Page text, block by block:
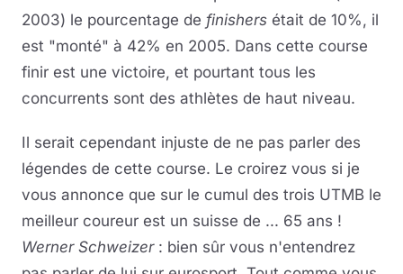
2003) le pourcentage de finishers était de 10%, il
est "monté" à 42% en 2005. Dans cette course
finir est une victoire, et pourtant tous les
concurrents sont des athlètes de haut niveau.
Il serait cependant injuste de ne pas parler des
légendes de cette course. Le croirez vous si je
vous annonce que sur le cumul des trois UTMB le
meilleur coureur est un suisse de ... 65 ans !
Werner Schweizer: bien sûr vous n'entendrez